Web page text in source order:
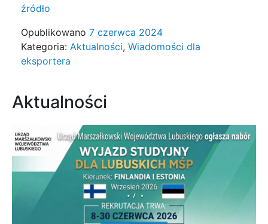
źródło
Opublikowano 7 czerwca 2024
Kategoria: Aktualności, Wiadomości dla
eksportera
Aktualności